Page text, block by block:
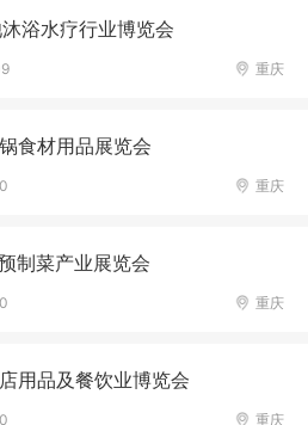
浴水疗行业博览会
重庆
食材用品展览会
重庆
制菜产业展览会
重庆
用品及餐饮业博览会
重庆